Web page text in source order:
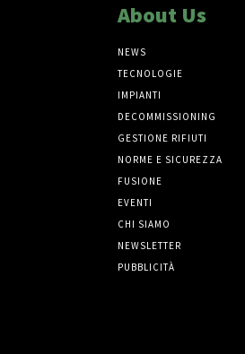
About Us
NEWS
TECNOLOGIE
IMPIANTI
DECOMMISSIONING
GESTIONE RIFIUTI
NORME E SICUREZZA
FUSIONE
EVENTI
CHI SIAMO
NEWSLETTER
PUBBLICITÀ